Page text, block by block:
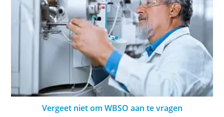
Vergeet niet om WBSO aan te vragen